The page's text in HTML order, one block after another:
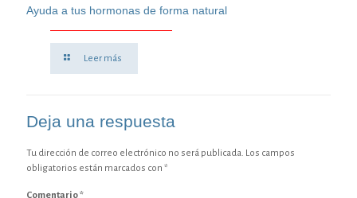
Ayuda a tus hormonas de forma natural
Leer más
Deja una respuesta
Tu dirección de correo electrónico no será publicada. Los campos
obligatorios están marcados con *
Comentario*